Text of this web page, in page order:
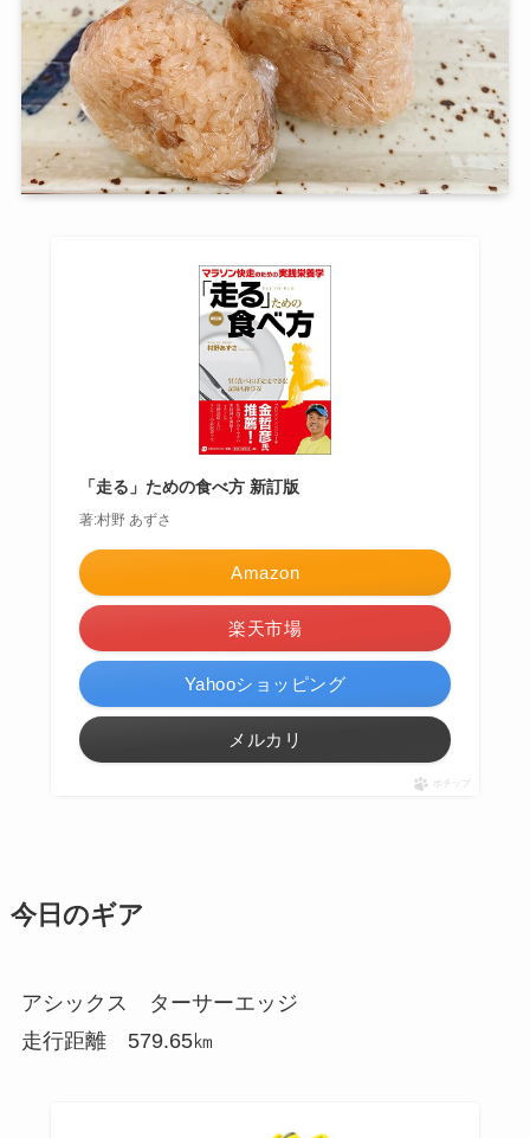
「走る」ための食べ方 新訂版
著:村野 あずさ
Amazon
楽天市場
Yahooショッピング
メルカリ
ポチップ
今日 のギア
アシックス ターサーエッジ
走行距離 579.65㎞